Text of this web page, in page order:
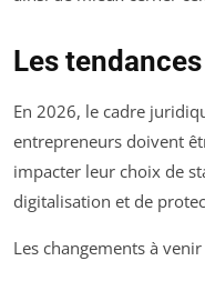
Les
En 2026, le cadre
entrepreneurs doivent
impacter leur choix de
digitalisation et de
Les changements à